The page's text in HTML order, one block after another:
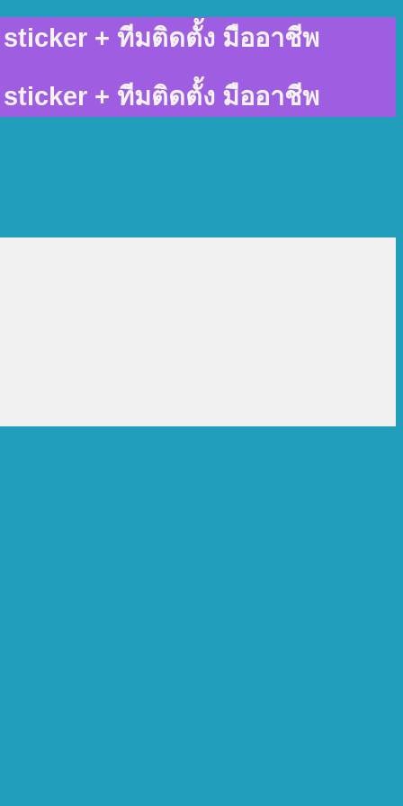
+ ทีมติดตั้ง มืออาชีพ
+ ทีมติดตั้ง มืออาชีพ